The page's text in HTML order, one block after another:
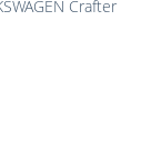
Crafter